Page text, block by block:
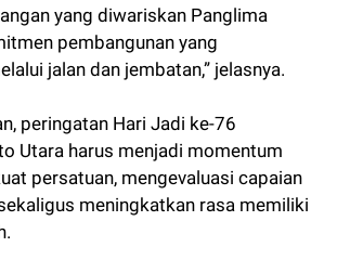
yang diwariskan Panglima
pembangunan yang
jalan dan jembatan,” jelasnya.
peringatan Hari Jadi ke-76
Utara harus menjadi momentum
persatuan, mengevaluasi capaian
meningkatkan rasa memiliki